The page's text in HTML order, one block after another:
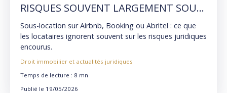
RISQUES SOUVENT LARGEMENT SOUS-
ESTIMÉS
Sous-location sur Airbnb, Booking ou Abritel : ce que
les locataires ignorent souvent sur les risques juridiques
encourus.
Droit immobilier et actualités juridiques
Temps de lecture : 8 mn
Publié le 19/05/2026